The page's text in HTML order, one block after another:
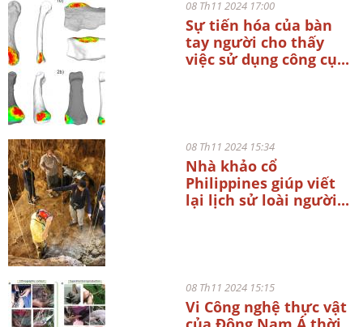
08 Th11 2024 17:00
Sự tiến hóa của bàn
tay người cho thấy
việc sử dụng công cụ...
08 Th11 2024 15:34
Nhà khảo cổ
Philippines giúp viết
lại lịch sử loài người...
08 Th11 2024 15:15
Vi Công nghệ thực vật